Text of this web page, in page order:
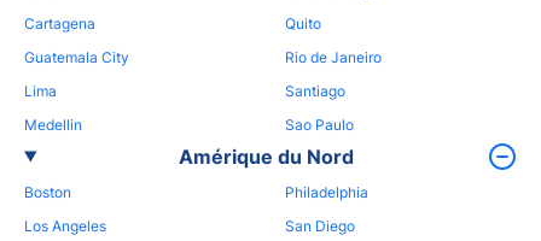
Cartagena
Guatemala City
Lima
Medellin
Quito
Rio de Janeiro
Santiago
Sao Paulo
Amérique du Nord
Boston
Los Angeles
Philadelphia
San Diego